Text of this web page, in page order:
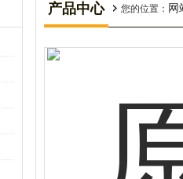
产品中心 您的位置： 网